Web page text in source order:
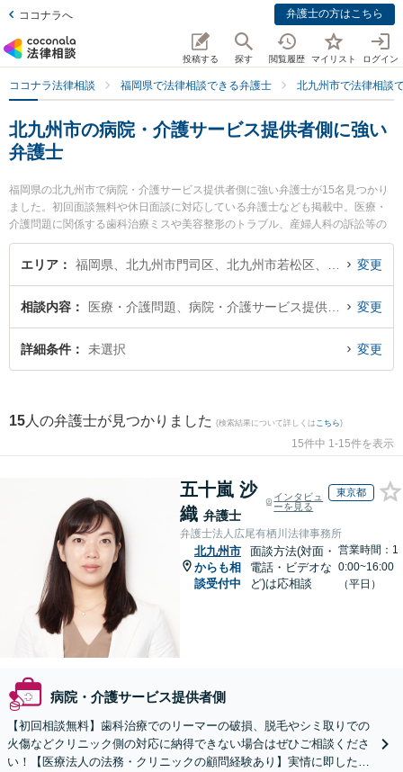
ココナラへ 弁護士の方はこちら
投稿する 探す 閲覧履歴 マイリスト ログイン
ココナラ法律相談 福岡県で法律相談できる弁護士 北九州市で法律相談
北九州市の病院・介護サービス提供者側に強い
弁護士
福岡県の北九州市で病院・介護サービス提供者側に強い弁護士が15名見つかり
ました。初回面談無料や休日面談に対応している弁護士なども掲載中。医療・
介護問題に関係する歯科治療ミスや美容整形のトラブル、産婦人科の訴訟等の
細かな分野での絞り込み検索もでき便利です。特に弁護士法人大手町法律事務
所 北九州ヘッドオフィスの眞子 幸人弁護士やネクスパート法律事務所 北九州
夜間に発生した病院・介護サービス提供者側のトラブルを今すぐに弁護士に相
談したい』『病院・介護サービス提供者側のトラブル解決の実績豊富な近くの
弁護士を検索したい』『初回相談無料で病院・介護サービス提供者側を法律相
エリア 変更
相談内容 変更
詳細条件 未選択 変更
15 人の弁護士が見つかりました (検索結果について詳しくは こちら)
15件中 1-15件を表示
五十嵐 沙
織 弁護士
インタビュ
ーを見る
東京都
弁護士法人広尾有栖川法律事務所
北九州市
からも相
談受付中
面談方法(対面・
電話・ビデオな
ど)は応相談
営業時間：1
0:00~16:00
（平日）
病院・介護サービス提供者側
【初回相談無料】歯科治療でのリーマーの破損、脱毛やシミ取りでの
火傷などクリニック側の対応に納得できない場合はぜひご相談くださ
い！【医療法人の法務・クリニックの顧問経験あり】実情に即したア